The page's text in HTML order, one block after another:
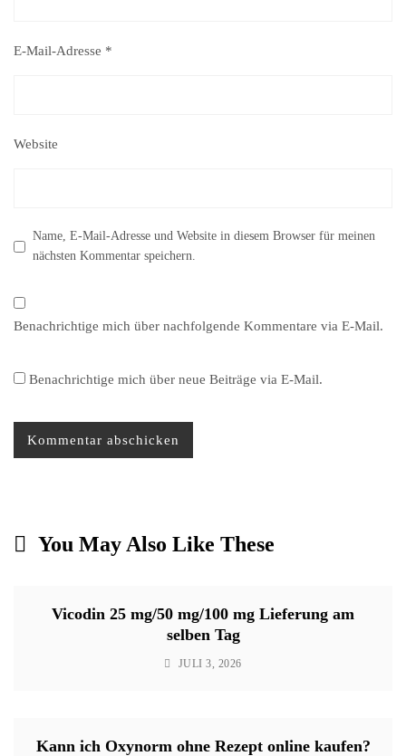
E-Mail-Adresse *
Website
Name, E-Mail-Adresse und Website in diesem Browser für meinen
nächsten Kommentar speichern.
Benachrichtige mich über nachfolgende Kommentare via E-Mail.
Benachrichtige mich über neue Beiträge via E-Mail.
You May Also Like These
Vicodin 25 mg/50 mg/100 mg Lieferung am
selben Tag
JULI 3, 2026
Kann ich Oxynorm ohne Rezept online kaufen?